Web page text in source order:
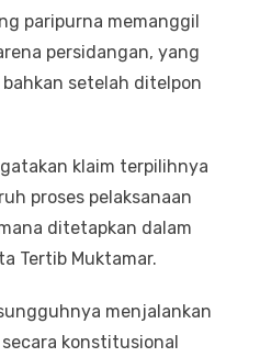
paripurna memanggil
persidangan, yang
setelah ditelpon
klaim terpilihnya
proses pelaksanaan
ditetapkan dalam
Tertib Muktamar.
menjalankan
konstitusional